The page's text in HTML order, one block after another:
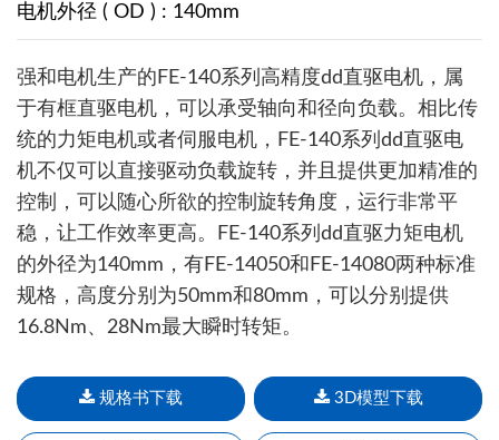
电机外径 ( OD ) : 140mm
强和电机生产的FE-140系列高精度dd直驱电机，属
于有框直驱电机，可以承受轴向和径向负载。相比传
统的力矩电机或者伺服电机，FE-140系列dd直驱电
机不仅可以直接驱动负载旋转，并且提供更加精准的
控制，可以随心所欲的控制旋转角度，运行非常平
稳，让工作效率更高。FE-140系列dd直驱力矩电机
的外径为140mm，有FE-14050和FE-14080两种标准
规格，高度分别为50mm和80mm，可以分别提供
16.8Nm、28Nm最大瞬时转矩。
规格书下载 3D模型下载